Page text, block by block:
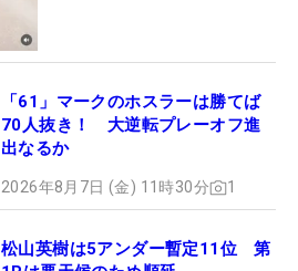
「61」マークのホスラーは勝てば
70人抜き！ 大逆転プレーオフ進
出なるか
2026年8月7日 (金) 11時30分 1
松山英樹は5アンダー暫定11位 第